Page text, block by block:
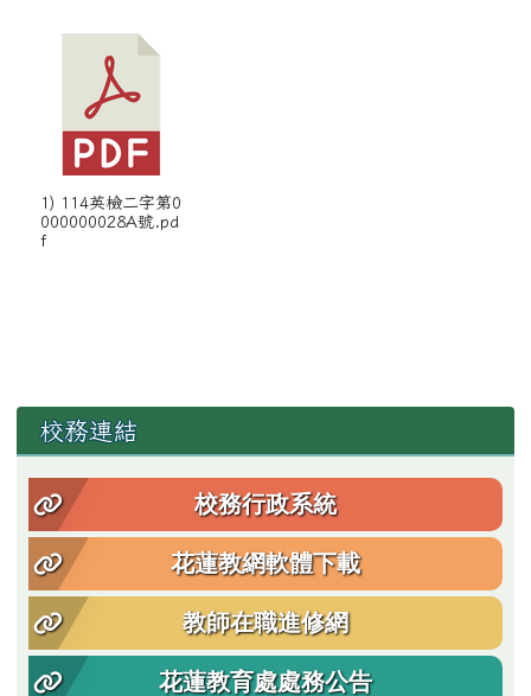
1) 114英檢二字第0
000000028A號.pd
f
左邊區域內容
校務連結
校務行政系統
花蓮教網軟體下載
教師在職進修網
花蓮教育處處務公告